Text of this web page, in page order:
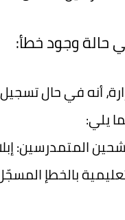
حالة وجود خطأ:
أنه في حال
يلي:
المتمدرسين: